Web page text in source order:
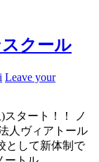
クール
Leave your
スタート！！ ノ
人ヴィアトール
として新体制で